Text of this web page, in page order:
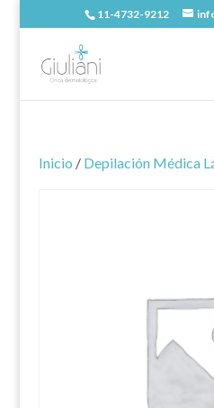
11-4732-9212
Inicio / Depilación Médica